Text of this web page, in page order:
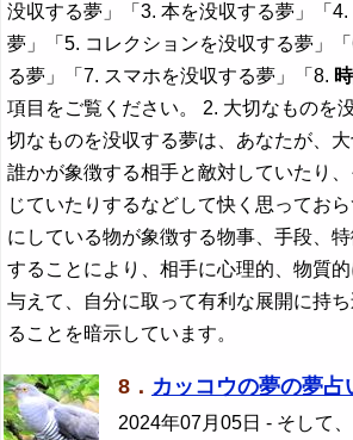
没収する夢」「3. 本を没収する夢」「
夢」「5. コレクションを没収する夢」
る夢」「7. スマホを没収する夢」「8.
項目をご覧ください。 2. 大切なものを
切なものを没収する夢は、あなたが、
誰かが象徴する相手と敵対していたり
じていたりするなどして快く思ってお
にしている物が象徴する物事、手段、
することにより、相手に心理的、物質
与えて、自分に取って有利な展開に持
ることを暗示しています。
8． カッコウの夢の夢占
2024年07月05日 - そして